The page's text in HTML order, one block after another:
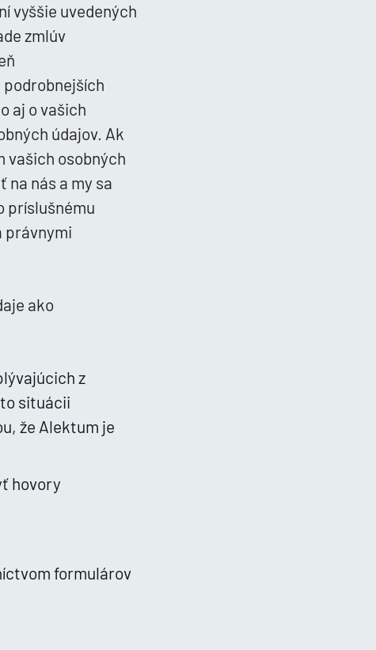
vyššie uvedených
zmlúv
aj o vašich
údajov. Ak
osobných
na nás a my sa
príslušnému
právnymi
ako
z
situácii
že Alektum je
hovory
formulárov